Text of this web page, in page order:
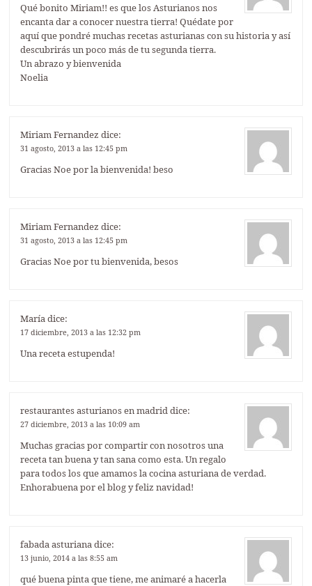
Qué bonito Miriam!! es que los Asturianos nos
encanta dar a conocer nuestra tierra! Quédate por
aquí que pondré muchas recetas asturianas con su historia y así
descubrirás un poco más de tu segunda tierra.
Un abrazo y bienvenida
Noelia
Miriam Fernandez dice:
31 agosto, 2013 a las 12:45 pm
Gracias Noe por la bienvenida! beso
Miriam Fernandez dice:
31 agosto, 2013 a las 12:45 pm
Gracias Noe por tu bienvenida, besos
Maríadice:
17 diciembre, 2013 a las 12:32 pm
Una receta estupenda!
restaurantes asturianos en madriddice:
27 diciembre, 2013 a las 10:09 am
Muchas gracias por compartir con nosotros una
receta tan buena y tan sana como esta. Un regalo
para todos los que amamos la cocina asturiana de verdad.
Enhorabuena por el blog y feliz navidad!
fabada asturianadice:
13 junio, 2014 a las 8:55 am
qué buena pinta que tiene, me animaré a hacerla